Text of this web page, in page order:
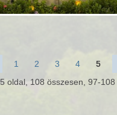
1 2 3 4
5
5 oldal, 108 összesen, 97-108